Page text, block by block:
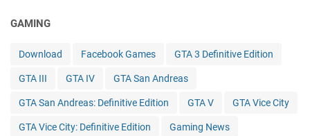
GAMING
Download Facebook Games GTA 3 Definitive Edition
GTA III GTA IV GTA San Andreas
GTA San Andreas: Definitive Edition GTA V GTA Vice City
GTA Vice City: Definitive Edition Gaming News